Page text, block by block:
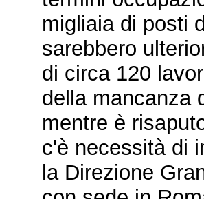
migliaia di posti
sarebbero
di circa 120
della mancanza
mentre è
c'è necessità di
la Direzione